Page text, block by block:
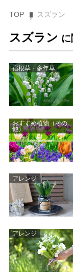
TOP スズラン
スズラン
宿根草・多年草
おすすめ植物（その
他）
アレンジ
アレンジ